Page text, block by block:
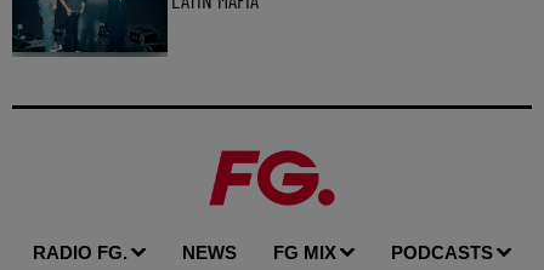
RADIO FG. NEWS FG MIX PODCASTS